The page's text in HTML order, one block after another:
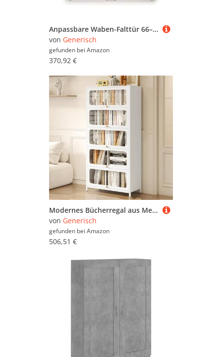
Anpassbare Waben-Falttür 66–150 cm hoch, 190/210/230 cm hoch, unsichtbares Design für Schrank, Badezimmer, Küche, Bücherregal, Scheunentür – platzsparende Lösung
von Generisch
gefunden bei Amazon
370,92 €
Modernes Bücherregal aus Metall mit transparenten Türen, freistehender Aufbewahrungs- und Vitrine für Wohnzimmer, Büro und Zuhause
von Generisch
gefunden bei Amazon
506,51 €